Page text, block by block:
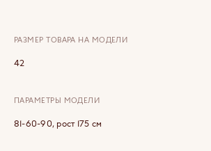
РАЗМЕР ТОВАРА НА МОДЕЛИ
42
ПАРАМЕТРЫ МОДЕЛИ
81-60-90, рост 175 см